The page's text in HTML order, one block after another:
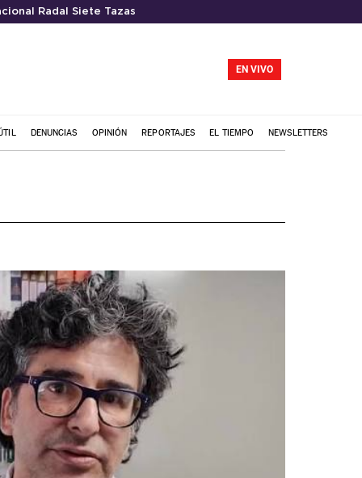
Radal Siete Tazas
EN VIVO
DENUNCIAS OPINIÓN REPORTAJES EL TIEMPO NEWSLETTERS